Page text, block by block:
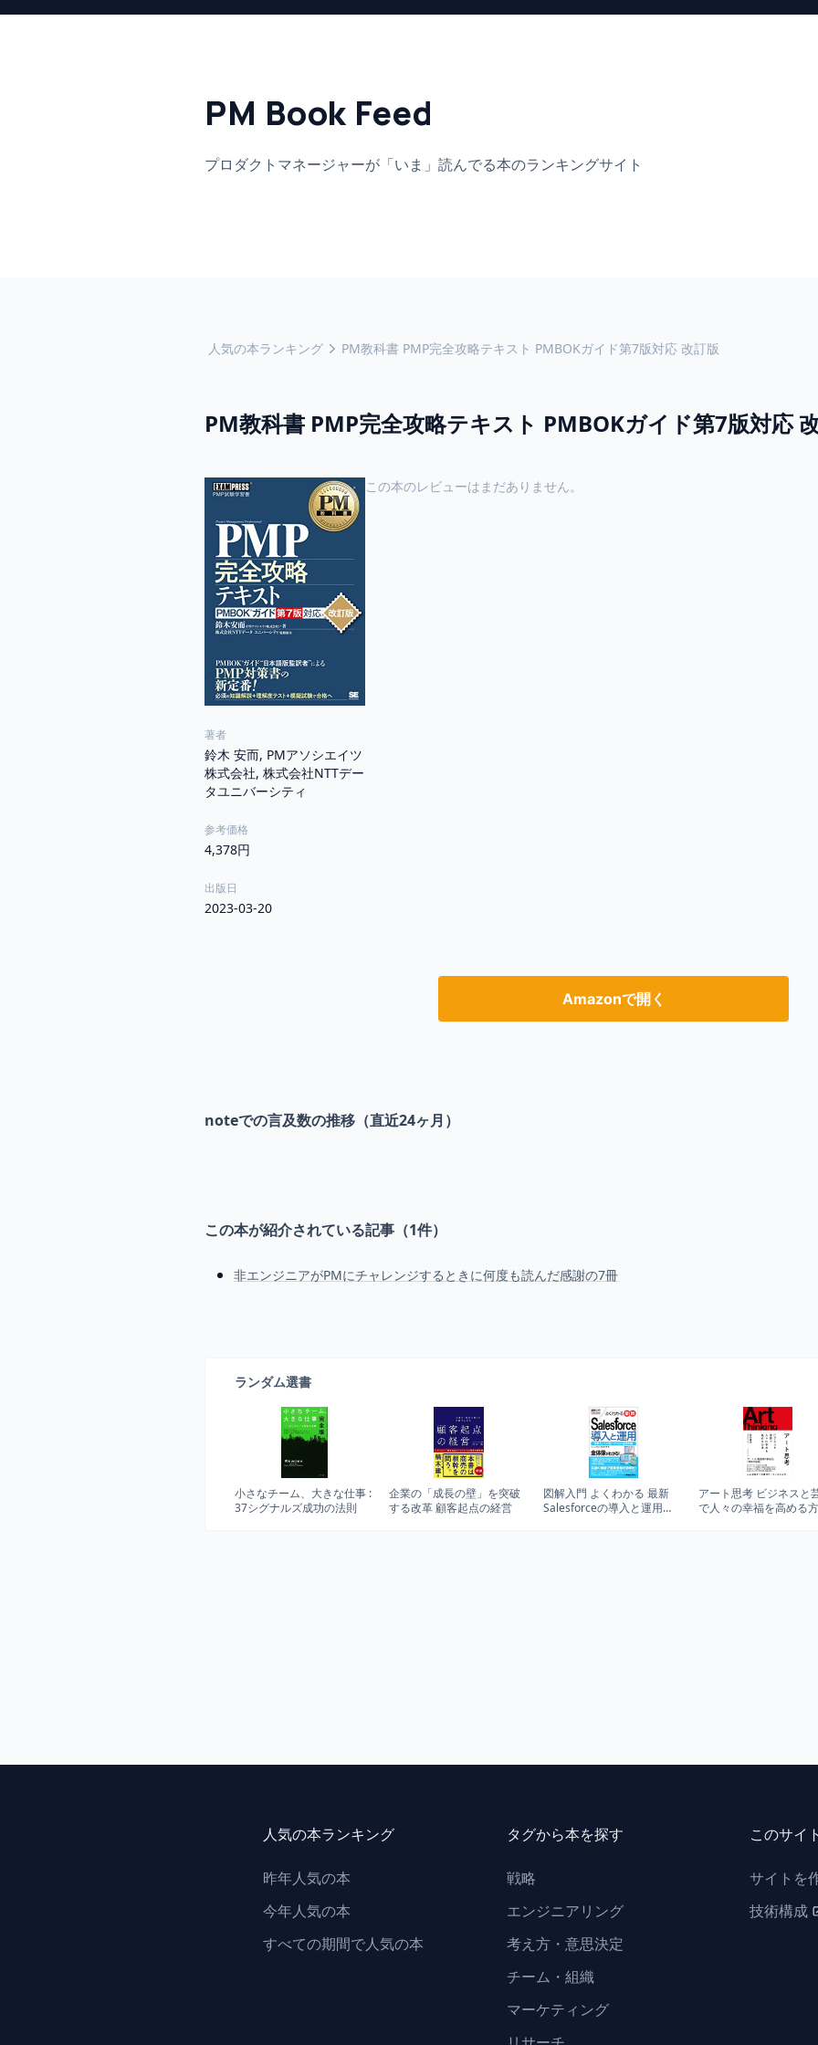
PM Book Feed
プロダクトマネージャーが「いま」 読んでる本のランキングサイト
人気の本ランキング PM教科書 PMP完全攻略テキスト PMBOKガイド第7版対応 改訂版
PM教科書 PMP完全攻略テキスト PMBOKガイド第7版対応
著者
鈴木 安而, PMアソシエイツ
株式会社, 株式会社NTTデー
タユニバーシティ
参考価格
4,378円
出版日
2023-03-20
この本のレビューはまだありません。
Amazonで開く
noteでの言及数の推移（直近24ヶ月）
この本が紹介されている記事（1件）
非エンジニアがPMにチャレンジするときに何度も読んだ感謝の7冊
ランダム選書
小さなチーム、大きな仕事 :
37シグナルズ成功の法則
企業の「成長の壁」を突破
する改革 顧客起点の経営
図解入門 よくわかる 最新
Salesforceの導入と運用
アート思考 ビジネスと
で人々の幸福を高める
人気の本ランキング
昨年人気の本
今年人気の本
すべての期間で人気の本
タグから本を探す
戦略
エンジニアリング
考え方・意思決定
チーム・組織
マーケティング
このサイ
サイトを
技術構成